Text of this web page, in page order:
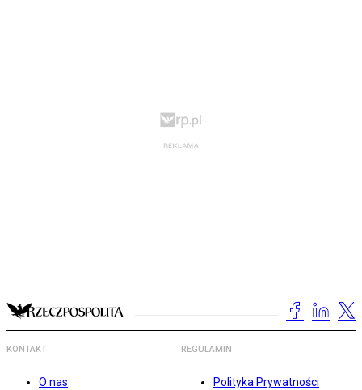
KONTAKT
O nas
REGULAMIN
Polityka Prywatności